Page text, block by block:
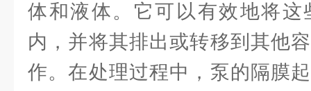
体和液体。它可以有效地将这
内，并将其排出或转移到其他
作。在处理过程中，泵的隔膜